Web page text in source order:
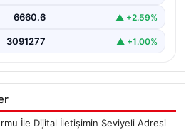
6660.6 ▲ +2.59%
3091277 ▲ +1.00%
İle Dijital İletişimin Seviyeli Adresi